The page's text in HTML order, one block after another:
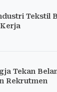
Tekstil
Tekan
Rekrutmen